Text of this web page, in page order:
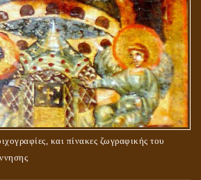
και πίνακες ζωγραφικής του